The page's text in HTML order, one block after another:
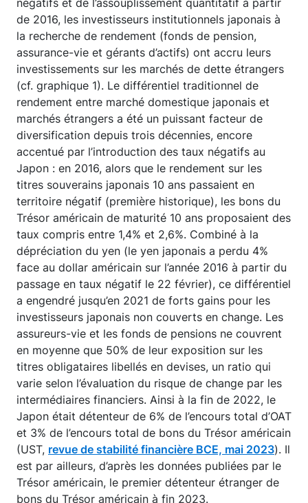
de 2016, les investisseurs institutionnels japonais à
la recherche de rendement (fonds de pension,
assurance-vie et gérants d’actifs) ont accru leurs
investissements sur les marchés de dette étrangers
(cf. graphique 1). Le différentiel traditionnel de
rendement entre marché domestique japonais et
marchés étrangers a été un puissant facteur de
diversification depuis trois décennies, encore
accentué par l’introduction des taux négatifs au
Japon : en 2016, alors que le rendement sur les
titres souverains japonais 10 ans passaient en
territoire négatif (première historique), les bons du
Trésor américain de maturité 10 ans proposaient des
taux compris entre 1,4% et 2,6%. Combiné à la
dépréciation du yen (le yen japonais a perdu 4%
face au dollar américain sur l’année 2016 à partir du
passage en taux négatif le 22 février), ce différentiel
a engendré jusqu’en 2021 de forts gains pour les
investisseurs japonais non couverts en change. Les
assureurs-vie et les fonds de pensions ne couvrent
en moyenne que 50% de leur exposition sur les
titres obligataires libellés en devises, un ratio qui
varie selon l’évaluation du risque de change par les
intermédiaires financiers. Ainsi à la fin de 2022, le
Japon était détenteur de 6% de l’encours total d’OAT
et 3% de l’encours total de bons du Trésor américain
(UST, revue de stabilité financière BCE, mai 2023). Il
est par ailleurs, d’après les données publiées par le
Trésor américain, le premier détenteur étranger de
bons du Trésor américain à fin 2023.